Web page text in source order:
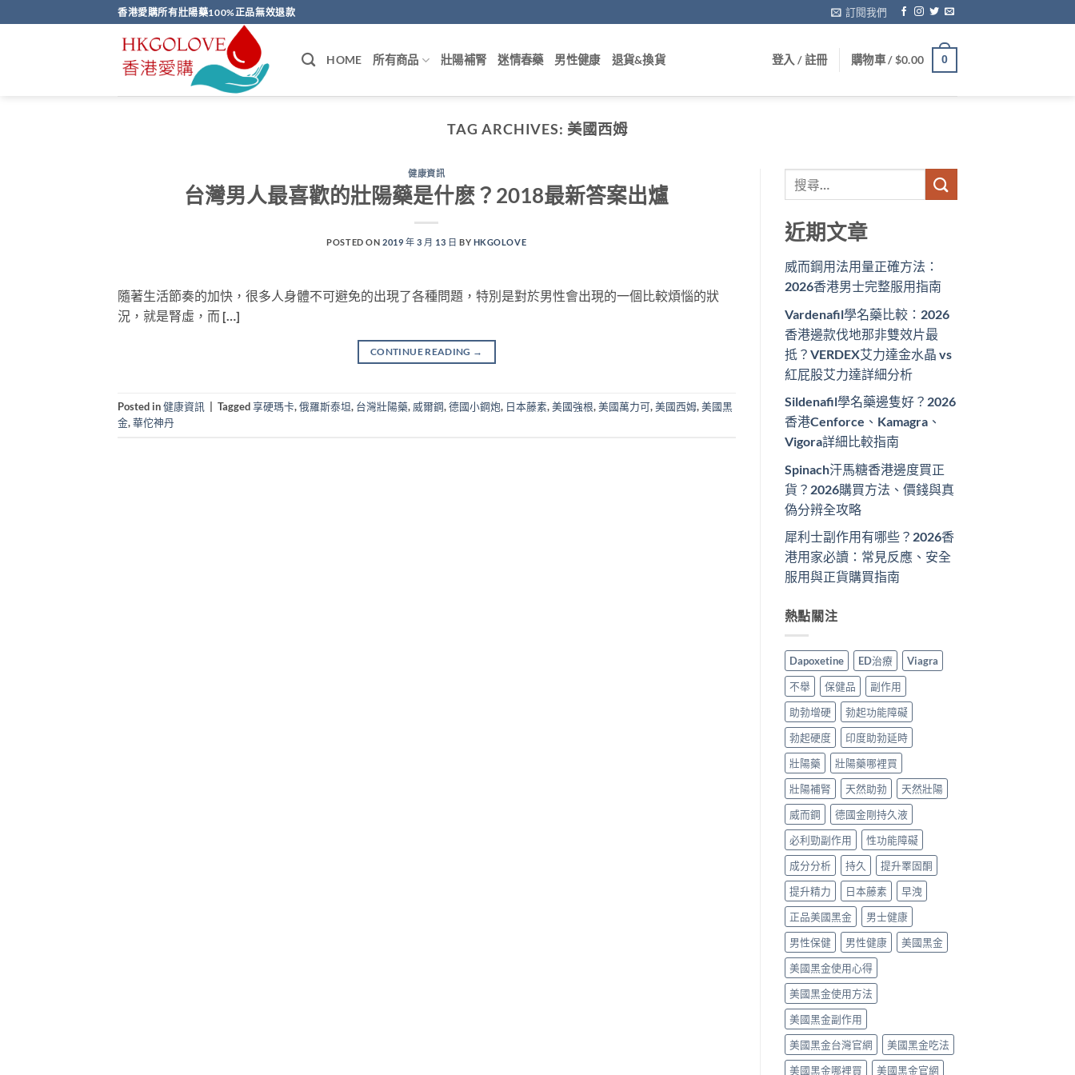
to
香港愛購所有壯陽藥100%正品無效退款 訂閱我們
HOME 所有商品 壯陽補腎 迷情春藥 男性健康 退貨&換貨 登入 / 註冊 購物車 /$0.00 0
TAG ARCHIVES: 美國西姆
健康資訊
台灣男人最喜歡的壯陽藥是什麽？2018最新答案出爐
POSTED ON 2019 年 3 月 13 日 BY HKGOLOVE
隨著生活節奏的加快，很多人身體不可避免的出現了各種問題，特別是對於男性會出現的一個比較煩惱的狀
況，就是腎虛，而 […]
CONTINUE READING →
Posted in健康資訊 Tagged享硬瑪卡,俄羅斯泰坦, 台灣壯陽藥, 威爾鋼,德國小鋼炮, 日本藤素,美國強根,美國萬力可,美國西姆,美國黑
金,華佗神丹
近期文章
威而鋼用法用量正確方法：
2026香港男士完整服用指南
Vardenafil學名藥比較：2026
香港邊款伐地那非雙效片最
抵？VERDEX艾力達金水晶 vs
紅屁股艾力達詳細分析
Sildenafil學名藥邊隻好？2026
香港Cenforce、Kamagra、
Vigora詳細比較指南
Spinach汗馬糖香港邊度買正
貨？2026購買方法、價錢與真
偽分辨全攻略
犀利士副作用有哪些？2026香
港用家必讀：常見反應、安全
服用與正貨購買指南
熱點關注
Dapoxetine ED治療
Viagra
不舉
保健品
副作用
助勃增硬
勃起功能障礙
勃起硬度
印度助勃延時
壯陽藥
壯陽藥哪裡買
壯陽補腎
天然助勃
天然壯陽
威而鋼
德國金剛持久液
必利勁副作用
性功能障礙
成分分析
持久
提升睪固酮
提升精力
日本藤素
早洩
正品美國黑金
男士健康
男性保健
男性健康
美國黑金
美國黑金使用心得
美國黑金使用方法
美國黑金副作用
美國黑金台灣官網
美國黑金吃法
美國黑金哪裡買
美國黑金官網